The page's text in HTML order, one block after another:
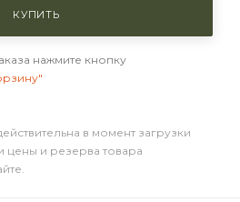
КУПИТЬ
нажмите кнопку
в момент загрузки
цены и резерва товара